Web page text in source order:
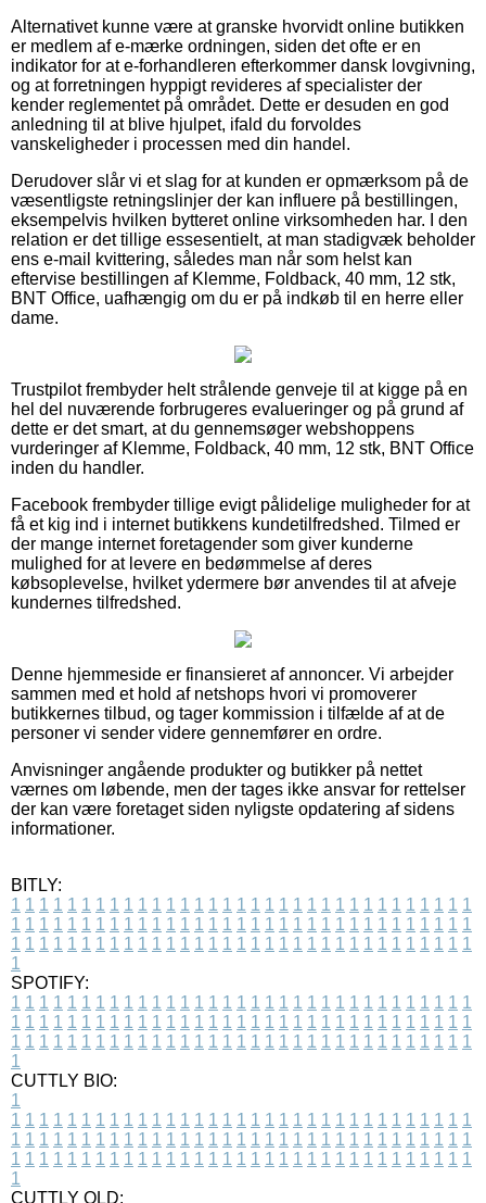
Alternativet kunne være at granske hvorvidt online butikken
er medlem af e-mærke ordningen, siden det ofte er en
indikator for at e-forhandleren efterkommer dansk lovgivning,
og at forretningen hyppigt revideres af specialister der
kender reglementet på området. Dette er desuden en god
anledning til at blive hjulpet, ifald du forvoldes
vanskeligheder i processen med din handel.
Derudover slår vi et slag for at kunden er opmærksom på de
væsentligste retningslinjer der kan influere på bestillingen,
eksempelvis hvilken bytteret online virksomheden har. I den
relation er det tillige essesentielt, at man stadigvæk beholder
ens e-mail kvittering, således man når som helst kan
eftervise bestillingen af Klemme, Foldback, 40 mm, 12 stk,
BNT Office, uafhængig om du er på indkøb til en herre eller
dame.
Trustpilot frembyder helt strålende genveje til at kigge på en
hel del nuværende forbrugeres evalueringer og på grund af
dette er det smart, at du gennemsøger webshoppens
vurderinger af Klemme, Foldback, 40 mm, 12 stk, BNT Office
inden du handler.
Facebook frembyder tillige evigt pålidelige muligheder for at
få et kig ind i internet butikkens kundetilfredshed. Tilmed er
der mange internet foretagender som giver kunderne
mulighed for at levere en bedømmelse af deres
købsoplevelse, hvilket ydermere bør anvendes til at afveje
kundernes tilfredshed.
Denne hjemmeside er finansieret af annoncer. Vi arbejder
sammen med et hold af netshops hvori vi promoverer
butikkernes tilbud, og tager kommission i tilfælde af at de
personer vi sender videre gennemfører en ordre.
Anvisninger angående produkter og butikker på nettet
værnes om løbende, men der tages ikke ansvar for rettelser
der kan være foretaget siden nyligste opdatering af sidens
informationer.
BITLY:
1 1 1 1 1 1 1 1 1 1 1 1 1 1 1 1 1 1 1 1 1 1 1 1 1 1 1 1 1 1 1 1 1
1 1 1 1 1 1 1 1 1 1 1 1 1 1 1 1 1 1 1 1 1 1 1 1 1 1 1 1 1 1 1 1 1
1 1 1 1 1 1 1 1 1 1 1 1 1 1 1 1 1 1 1 1 1 1 1 1 1 1 1 1 1 1 1 1 1
1
SPOTIFY:
1 1 1 1 1 1 1 1 1 1 1 1 1 1 1 1 1 1 1 1 1 1 1 1 1 1 1 1 1 1 1 1 1
1 1 1 1 1 1 1 1 1 1 1 1 1 1 1 1 1 1 1 1 1 1 1 1 1 1 1 1 1 1 1 1 1
1 1 1 1 1 1 1 1 1 1 1 1 1 1 1 1 1 1 1 1 1 1 1 1 1 1 1 1 1 1 1 1 1
1
CUTTLY BIO:
1
1 1 1 1 1 1 1 1 1 1 1 1 1 1 1 1 1 1 1 1 1 1 1 1 1 1 1 1 1 1 1 1 1
1 1 1 1 1 1 1 1 1 1 1 1 1 1 1 1 1 1 1 1 1 1 1 1 1 1 1 1 1 1 1 1 1
1 1 1 1 1 1 1 1 1 1 1 1 1 1 1 1 1 1 1 1 1 1 1 1 1 1 1 1 1 1 1 1 1
1
CUTTLY OLD: